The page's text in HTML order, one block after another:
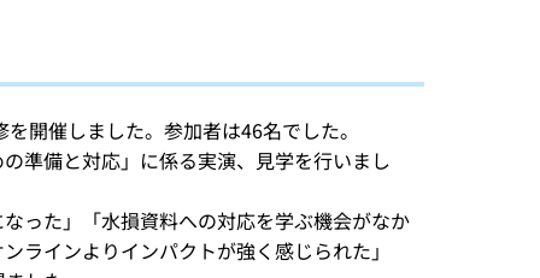
開催しました。参加者は46名でした。
準備と対応」に係る実演、見学を行いまし
った」「水損資料への対応を学ぶ機会がなか
ラインよりインパクトが強く感じられた」